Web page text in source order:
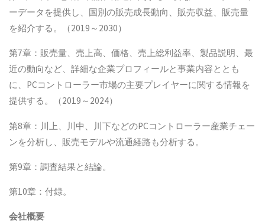
ーデータを提供し、国別の販売成長動向、販売収益、販売量
を紹介する。（2019～2030）
第7章：販売量、売上高、価格、売上総利益率、製品説明、最
近の動向など、詳細な企業プロフィールと事業内容ととも
に、PCコントローラー市場の主要プレイヤーに関する情報を
提供する。（2019～2024）
第8章：川上、川中、川下などのPCコントローラー産業チェー
ンを分析し、販売モデルや流通経路も分析する。
第9章：調査結果と結論。
第10章：付録。
会社概要